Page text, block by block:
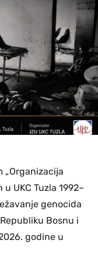
„Organizacija
UKC Tuzla 1992–
genocida
Bosnu i
godine u